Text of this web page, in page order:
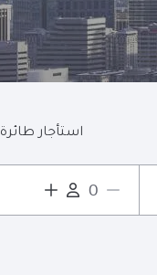
استأجار طائرة